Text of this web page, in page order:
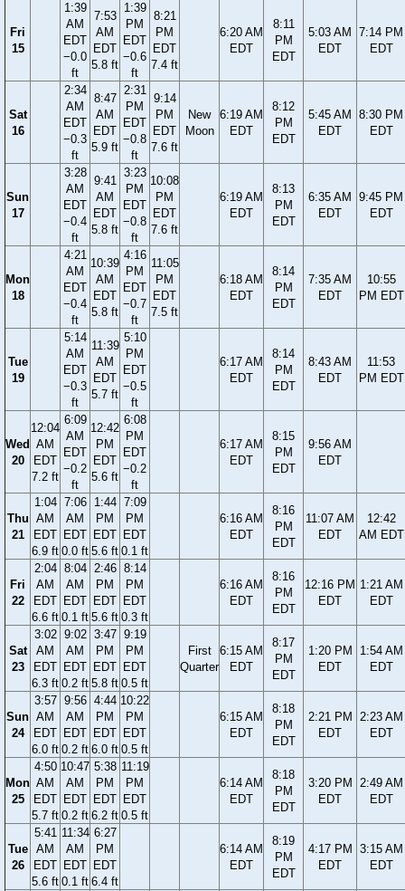
Fri
15
1:39
AM
EDT
−0.0
ft
7:53
AM
EDT
5.8 ft
1:39
PM
EDT
−0.6
ft
8:21
PM
EDT
7.4 ft
6:20 AM
EDT
8:11
PM
EDT
5:03 AM
EDT
7:14 PM
EDT
Sat
16
2:34
AM
EDT
−0.3
ft
8:47
AM
EDT
5.9 ft
2:31
PM
EDT
−0.8
ft
9:14
PM
EDT
7.6 ft
New
Moon
6:19 AM
EDT
8:12
PM
EDT
5:45 AM
EDT
8:30 PM
EDT
Sun
17
3:28
AM
EDT
−0.4
ft
9:41
AM
EDT
5.8 ft
3:23
PM
EDT
−0.8
ft
10:08
PM
EDT
7.6 ft
6:19 AM
EDT
8:13
PM
EDT
6:35 AM
EDT
9:45 PM
EDT
Mon
18
4:21
AM
EDT
−0.4
ft
10:39
AM
EDT
5.8 ft
4:16
PM
EDT
−0.7
ft
11:05
PM
EDT
7.5 ft
6:18 AM
EDT
8:14
PM
EDT
7:35 AM
EDT
10:55
PM EDT
Tue
19
5:14
AM
EDT
−0.3
ft
11:39
AM
EDT
5.7 ft
5:10
PM
EDT
−0.5
ft
6:17 AM
EDT
8:14
PM
EDT
8:43 AM
EDT
11:53
PM EDT
Wed
20
12:04
AM
EDT
7.2 ft
6:09
AM
EDT
−0.2
ft
12:42
PM
EDT
5.6 ft
6:08
PM
EDT
−0.2
ft
6:17 AM
EDT
8:15
PM
EDT
9:56 AM
EDT
Thu
21
1:04
AM
EDT
6.9 ft
7:06
AM
EDT
0.0 ft
1:44
PM
EDT
5.6 ft
7:09
PM
EDT
0.1 ft
6:16 AM
EDT
8:16
PM
EDT
11:07 AM
EDT
12:42
AM EDT
Fri
22
2:04
AM
EDT
6.6 ft
8:04
AM
EDT
0.1 ft
2:46
PM
EDT
5.6 ft
8:14
PM
EDT
0.3 ft
6:16 AM
EDT
8:16
PM
EDT
12:16 PM
EDT
1:21 AM
EDT
Sat
23
3:02
AM
EDT
6.3 ft
9:02
AM
EDT
0.2 ft
3:47
PM
EDT
5.8 ft
9:19
PM
EDT
0.5 ft
First
Quarter
6:15 AM
EDT
8:17
PM
EDT
1:20 PM
EDT
1:54 AM
EDT
Sun
24
3:57
AM
EDT
6.0 ft
9:56
AM
EDT
0.2 ft
4:44
PM
EDT
6.0 ft
10:22
PM
EDT
0.5 ft
6:15 AM
EDT
8:18
PM
EDT
2:21 PM
EDT
2:23 AM
EDT
Mon
25
4:50
AM
EDT
5.7 ft
10:47
AM
EDT
0.2 ft
5:38
PM
EDT
6.2 ft
11:19
PM
EDT
0.5 ft
6:14 AM
EDT
8:18
PM
EDT
3:20 PM
EDT
2:49 AM
EDT
Tue
26
5:41
AM
EDT
5.6 ft
11:34
AM
EDT
0.1 ft
6:27
PM
EDT
6.4 ft
6:14 AM
EDT
8:19
PM
EDT
4:17 PM
EDT
3:15 AM
EDT